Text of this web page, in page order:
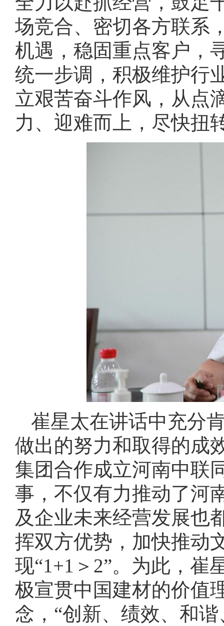
场竞合、密切各方联系
机遇，稳固重点客户，
统一步调，积极维护行
立艰苦奋斗作风，从点
力、迎难而上，尽快扭
崔星太在讲话中充分
做出的努力和取得的成
集团合作成立河南中联
事，不仅有力推动了河
及企业未来经营发展也
挥双方优势，加快推动
现“1+1＞2”。为此，崔
极宣贯中国建材的价值
念，“创新、绩效、和